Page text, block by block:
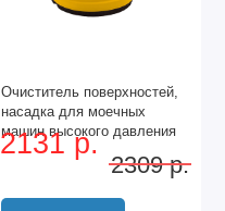
Очиститель поверхностей,
насадка для моечных
машин высокого давления
Denzel
2131 р.
2309 р.